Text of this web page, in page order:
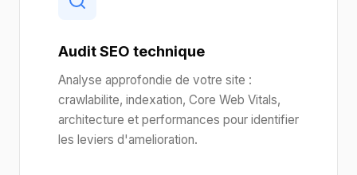
Audit SEO technique
Analyse approfondie de votre site :
crawlabilite, indexation, Core Web Vitals,
architecture et performances pour identifier
les leviers d'amelioration.